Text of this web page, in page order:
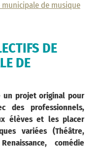
de musique
DE
DE
un projet original pour
des professionnels,
élèves et les placer
variées (Théâtre,
comédie